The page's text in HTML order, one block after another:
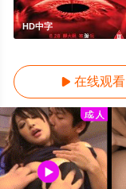
HD中字
 在线观看